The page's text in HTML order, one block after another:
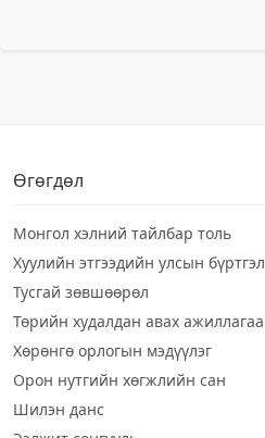
Өгөгдөл
Монгол хэлний тайлбар толь
Хуулийн этгээдийн улсын бүртгэл
Тусгай зөвшөөрөл
Төрийн худалдан авах ажиллагаа
Хөрөнгө орлогын мэдүүлэг
Орон нутгийн хөгжлийн сан
Шилэн данс